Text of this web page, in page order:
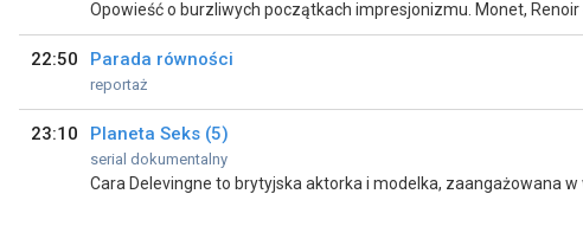
22:50 Parada równości
reportaż
23:10 Planeta Seks (5)
serial dokumentalny